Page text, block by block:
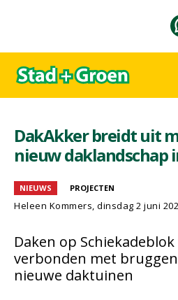
DakAkker breidt uit
nieuw daklandschap
NIEUWS PROJECTEN
Heleen Kommers, dinsdag 2 juni
Daken op
verbonden met
nieuwe daktuinen